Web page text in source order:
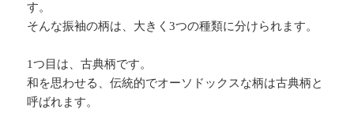
す。
そんな振袖の柄は、大きく3つの種類に分けられます。
1つ目は、古典柄です。
和を思わせる、伝統的でオーソドックスな柄は古典柄と
呼ばれます。